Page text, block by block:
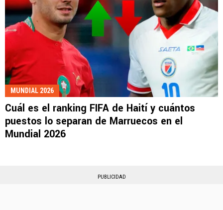
MUNDIAL 2026
Cuál es el ranking FIFA de Haití y cuántos
puestos lo separan de Marruecos en el
Mundial 2026
PUBLICIDAD